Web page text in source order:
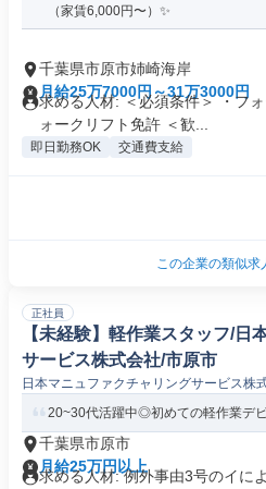
（家賃6,000円〜）✨
千葉県市原市姉崎海岸
月給25万7000円～31万3000円
求める人材: ＜必須条件＞ ・フ
ォークリフト免許 ＜歓...
即日勤務OK 交通費支給
この企業の類似求
正社員
【未経験】軽作業スタッフ/日
サービス株式会社/市原市
日本マニュファクチャリングサービス株
20~30代活躍中◎初めての軽作業デ
千葉県市原市
月給25万円以上
求める人材: 例外事由3号のイに